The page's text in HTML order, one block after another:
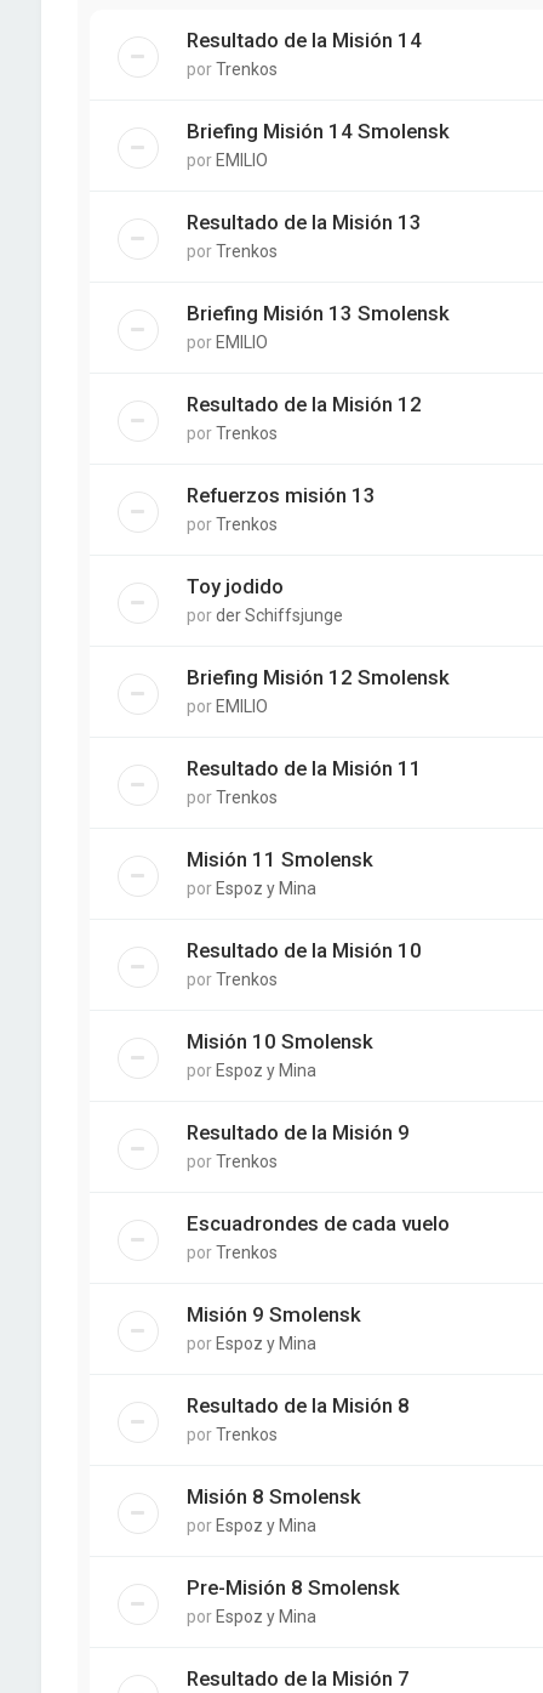
Resultado de la Misión 14
porTrenkos
Briefing Misión 14 Smolensk
por EMILIO
Resultado de la Misión 13
porTrenkos
Briefing Misión 13 Smolensk
por EMILIO
Resultado de la Misión 12
porTrenkos
Refuerzos misión 13
porTrenkos
Toy jodido
porder Schiffsjunge
Briefing Misión 12 Smolensk
por EMILIO
Resultado de la Misión 11
porTrenkos
Misión 11 Smolensk
por Espoz y Mina
Resultado de la Misión 10
porTrenkos
Misión 10 Smolensk
por Espoz y Mina
Resultado de la Misión 9
porTrenkos
Escuadrondes de cada vuelo
porTrenkos
Misión 9 Smolensk
por Espoz y Mina
Resultado de la Misión 8
porTrenkos
Misión 8 Smolensk
por Espoz y Mina
Pre-Misión 8 Smolensk
por Espoz y Mina
Resultado de la Misión 7